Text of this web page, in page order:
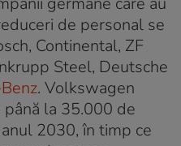
de personal se
Continental, ZF
Steel, Deutsche
. Volkswagen
la 35.000 de
2030, în timp ce